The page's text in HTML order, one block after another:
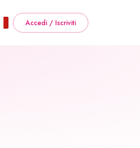
Accedi / Iscriviti